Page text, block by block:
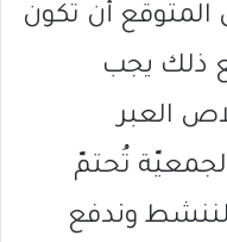
المتوقع أن تكون
ذلك يجب
العبر
تُحتمّ
لننشط وندفع